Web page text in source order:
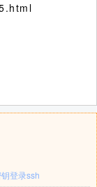
登录ssh